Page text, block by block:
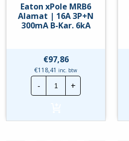
Eaton xPole MRB6
Alamat | 16A 3P+N
300mA B-Kar. 6kA
€97,86
€118,41 inc. btw
-
Eaton
xPole
MRB6
16A
+